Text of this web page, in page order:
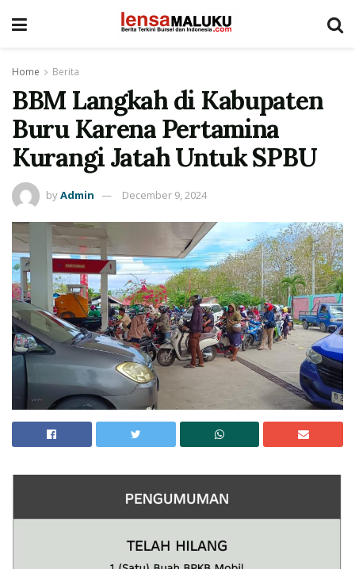
Home Berita
BBM Langkah di Kabupaten
Buru Karena Pertamina
Kurangi Jatah Untuk SPBU
byAdmin December 9, 2024